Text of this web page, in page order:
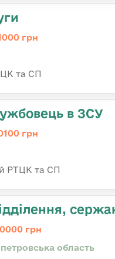
грн
та СП
в ЗСУ
грн
РТЦК та СП
грн
область